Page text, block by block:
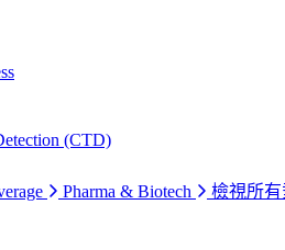
(CTD)
Pharma & Biotech
檢視所